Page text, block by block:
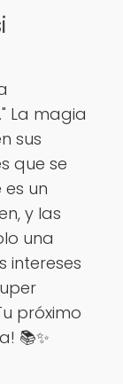
La magia
sus
que se
un
y las
una
intereses
próximo
📚✨